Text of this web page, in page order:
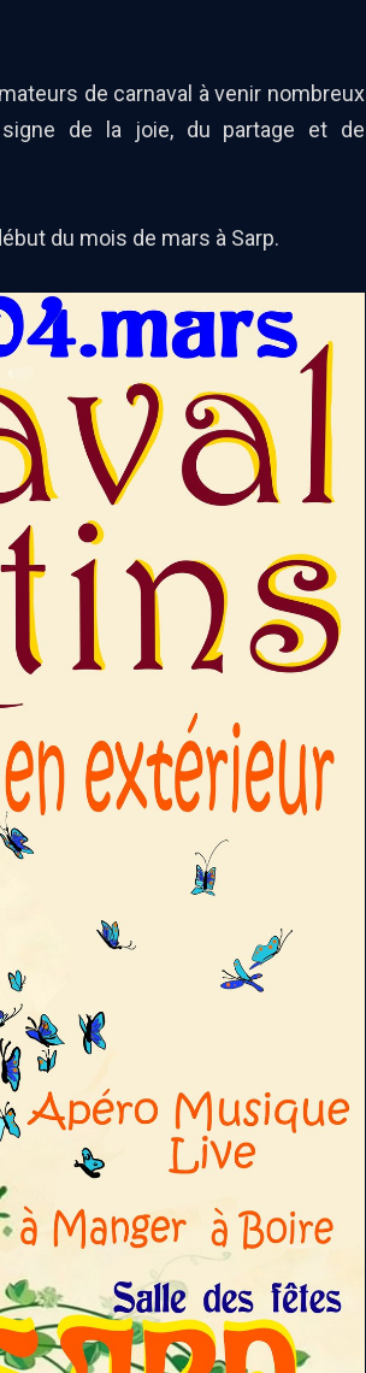
de carnaval à venir nombreux
de la joie, du partage et de
du mois de mars à Sarp.